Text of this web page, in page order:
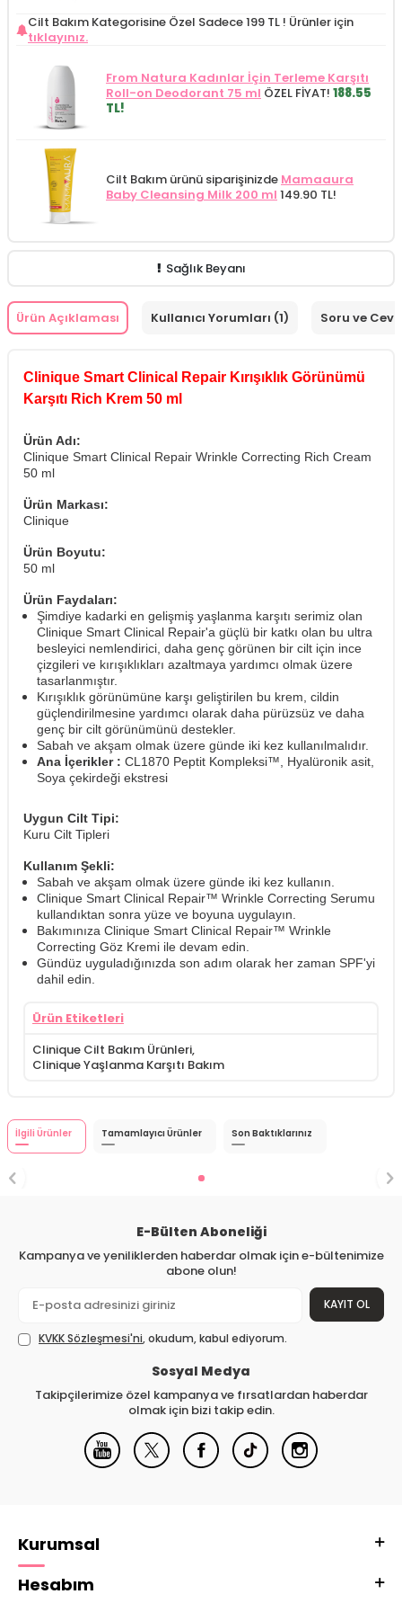
Cilt Bakım Kategorisine Özel Sadece 199 TL ! Ürünler için
tıklayınız.
From Natura Kadınlar İçin Terleme Karşıtı
Roll-on Deodorant 75 ml ÖZEL FİYAT! 188.55
TL!
Cilt Bakım ürünü siparişinizde Mamaaura
Baby Cleansing Milk 200 ml 149.90 TL!
Sağlık Beyanı
Ürün Açıklaması Kullanıcı Yorumları (1) Soru ve
Clinique Smart Clinical Repair Kırışıklık Görünümü
Karşıtı Rich Krem 50 ml
Ürün Adı:
Clinique Smart Clinical Repair Wrinkle Correcting Rich Cream
50 ml
Ürün Markası:
Clinique
Ürün Boyutu:
50 ml
Ürün Faydaları:
Şimdiye kadarki en gelişmiş yaşlanma karşıtı serimiz olan
Clinique Smart Clinical Repair'a güçlü bir katkı olan bu ultra
besleyici nemlendirici, daha genç görünen bir cilt için ince
çizgileri ve kırışıklıkları azaltmaya yardımcı olmak üzere
tasarlanmıştır.
Kırışıklık görünümüne karşı geliştirilen bu krem, cildin
güçlendirilmesine yardımcı olarak daha pürüzsüz ve daha
genç bir cilt görünümünü destekler.
Sabah ve akşam olmak üzere günde iki kez kullanılmalıdır.
Ana İçerikler : CL1870 Peptit Kompleksi™, Hyalüronik asit,
Soya çekirdeği ekstresi
Uygun Cilt Tipi:
Kuru Cilt Tipleri
Kullanım Şekli:
Sabah ve akşam olmak üzere günde iki kez kullanın.
Clinique Smart Clinical Repair™ Wrinkle Correcting Serumu
kullandıktan sonra yüze ve boyuna uygulayın.
Bakımınıza Clinique Smart Clinical Repair™ Wrinkle
Correcting Göz Kremi ile devam edin.
Gündüz uyguladığınızda son adım olarak her zaman SPF'yi
dahil edin.
Ürün Etiketleri
Clinique Cilt Bakım Ürünleri,
Clinique Yaşlanma Karşıtı Bakım
İlgili Ürünler Tamamlayıcı Ürünler Son Baktıklarınız
E-Bülten Aboneliği
Kampanya ve yeniliklerden haberdar olmak için e-bültenimize
abone olun!
KAYIT OL
KVKK Sözleşmesi'ni, okudum, kabul ediyorum.
Sosyal Medya
Takipçilerimize özel kampanya ve fırsatlardan haberdar
olmak için bizi takip edin.
Kurumsal
Hesabım